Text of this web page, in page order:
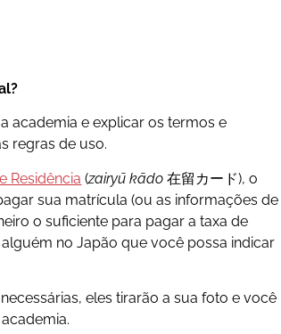
academia e explicar os termos e
regras de uso.
Residência (zairyū kādo 在留カード), o
sua matrícula (ou as informações de
o suficiente para pagar a taxa de
no Japão que você possa indicar
eles tirarão a sua foto e você